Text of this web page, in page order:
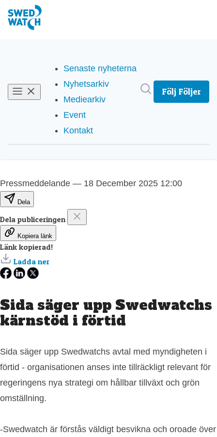
Senaste nyheterna
Nyhetsarkiv
Mediearkiv
Event
Kontakt
Sök i
Följ Följer
Pressmeddelande — 18 December 2025 12:00
Dela
Dela publiceringen
Kopiera länk
Länk kopierad!
Ladda ner
Sida säger upp Swedwatchs
kärnstöd i förtid
Sida säger upp Swedwatchs avtal med myndigheten i
förtid - organisationen anses inte tillräckligt relevant för
regeringens nya strategi om hållbar tillväxt och grön
omställning.
-Swedwatch är förstås väldigt besvikna och oroade över